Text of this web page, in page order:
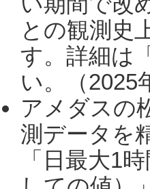
との観測史
す。詳細は「
い。（2025
アメダスの
測データを
「日最大1